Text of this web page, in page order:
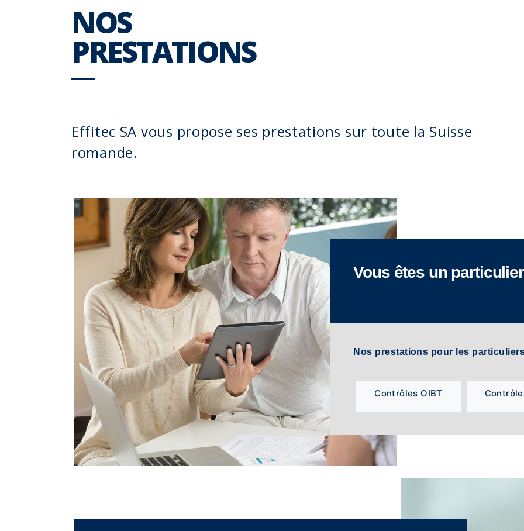
NOS
PRESTATIONS
Effitec SA vous propose ses prestations sur toute la Suisse
romande.
Vous êtes un
Nos prestations pour les
Contrôles OIBT